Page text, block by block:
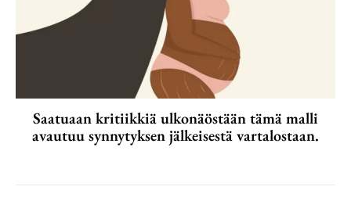
Saatuaan kritiikkiä ulkonäöstään tämä malli
avautuu synnytyksen jälkeisestä vartalostaan.